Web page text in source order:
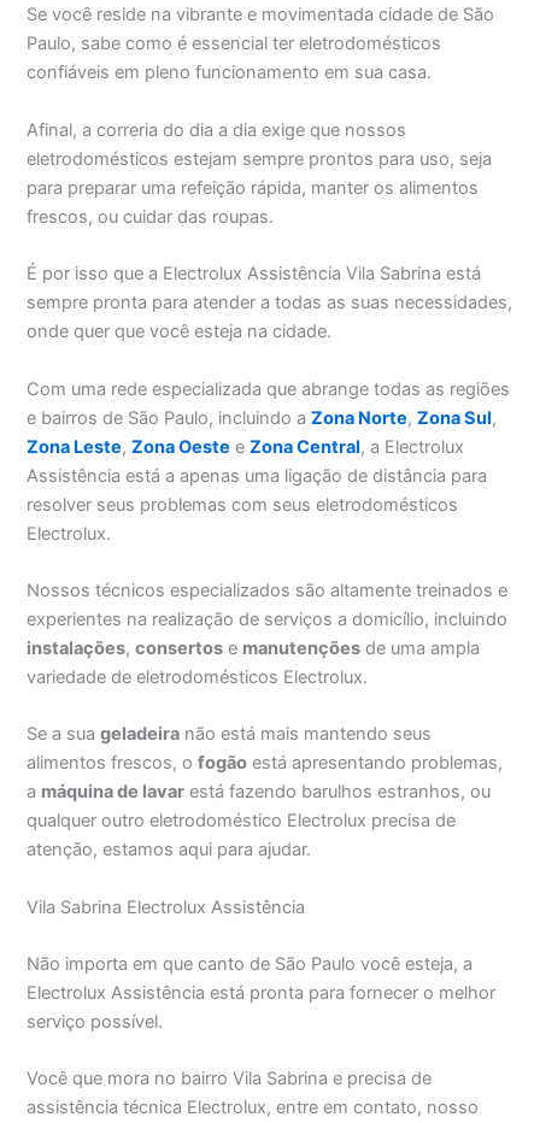
Se você reside na vibrante e movimentada cidade de São
Paulo, sabe como é essencial ter eletrodomésticos
confiáveis em pleno funcionamento em sua casa.
Afinal, a correria do dia a dia exige que nossos
eletrodomésticos estejam sempre prontos para uso, seja
para preparar uma refeição rápida, manter os alimentos
frescos, ou cuidar das roupas.
É por isso que a Electrolux Assistência Vila Sabrina está
sempre pronta para atender a todas as suas necessidades,
onde quer que você esteja na cidade.
Com uma rede especializada que abrange todas as regiões
e bairros de São Paulo, incluindo aZona Norte,Zona Sul,
Zona Leste,Zona Oeste eZona Central, a Electrolux
Assistência está a apenas uma ligação de distância para
resolver seus problemas com seus eletrodomésticos
Electrolux.
Nossos técnicos especializados são altamente treinados e
experientes na realização de serviços a domicílio, incluindo
instalações,consertos e manutenções de uma ampla
variedade de eletrodomésticos Electrolux.
Se a suageladeira não está mais mantendo seus
alimentos frescos, ofogão está apresentando problemas,
a máquina de lavar está fazendo barulhos estranhos, ou
qualquer outro eletrodoméstico Electrolux precisa de
atenção, estamos aqui para ajudar.
Vila Sabrina Electrolux Assistência
Não importa em que canto de São Paulo você esteja, a
Electrolux Assistência está pronta para fornecer o melhor
serviço possível.
Você que mora no bairro Vila Sabrina e precisa de
assistência técnica Electrolux, entre em contato, nosso